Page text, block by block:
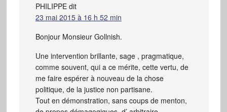
PHILIPPE dit
23 mai 2015 à 16 h 52 min
Bonjour Monsieur Gollnish.
Une intervention brillante, sage , pragmatique,
comme souvent, qui a ce mérite, cette vertu, de
me faire espérer à nouveau de la chose
politique, de la justice non partisane.
Tout en démonstration, sans coups de menton,